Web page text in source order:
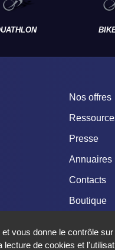
Nos offres
Presse
Annuaires
Contacts
Boutique
vous donne le contrôle
de cookies et